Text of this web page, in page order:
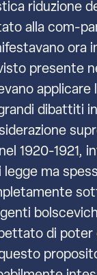
riduzione
alla com-
ora
presente
dibattiti
1920-1921,
legge ma
di poter